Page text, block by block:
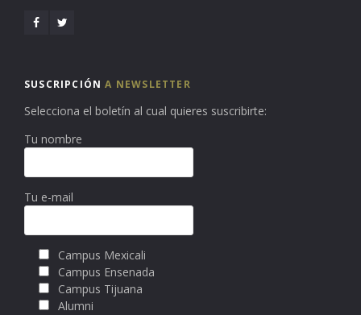
SUSCRIPCIÓNA NEWSLETTER
Selecciona el boletín al cual quieres suscribirte:
Tu nombre
Tu e-mail
Campus Mexicali
Campus Ensenada
Campus Tijuana
Alumni